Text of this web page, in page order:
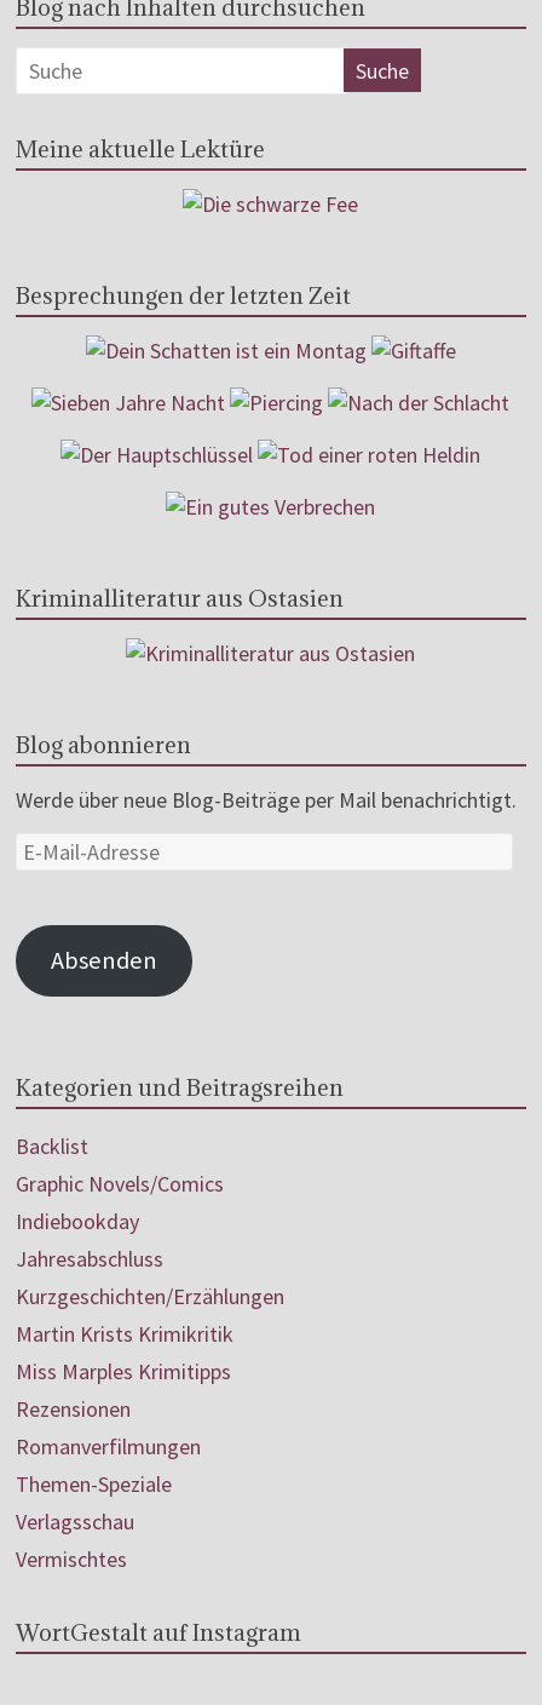
Blog nach Inhalten durchsuchen
Meine aktuelle Lektüre
Besprechungen der letzten Zeit
Kriminalliteratur aus Ostasien
Blog abonnieren
Werde über neue Blog-Beiträge per Mail benachrichtigt.
Absenden
Kategorien und Beitragsreihen
Backlist
Graphic Novels/Comics
Indiebookday
Jahresabschluss
Kurzgeschichten/Erzählungen
Martin Krists Krimikritik
Miss Marples Krimitipps
Rezensionen
Romanverfilmungen
Themen-Speziale
Verlagsschau
Vermischtes
WortGestalt auf Instagram